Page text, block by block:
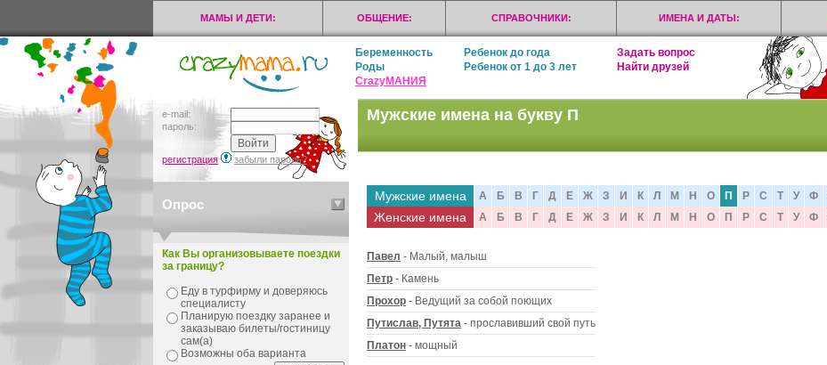
МАМЫ И ДЕТИ: ОБЩЕНИЕ: СПРАВОЧНИКИ: ИМЕНА И ДАТЫ:
Беременность Ребенок до года
Задать вопрос
Роды
Ребенок от 1 до 3 лет
Найти друзей
CrazyМАНИЯ
e-mail:
пароль:
регистрация забыли пароль?
Опрос
Как Вы организовываете поездки
за границу?
Еду в турфирму и доверяюсь
специалисту
Планирую поездку заранее и
заказываю билеты/гостиницу
сам(а)
Возможны оба варианта
Мужские имена на букву П
Мужские имена А Б В Г Д Е Ж З И К Л М Н О П Р С Т У Ф
Женские имена А Б В Г Д Е Ж З И К Л М Н О П Р С Т У Ф
Павел - Малый, малыш
Петр - Камень
Прохор - Ведущий за собой поющих
Путислав, Путята - прославивший свой путь
Платон - мощный